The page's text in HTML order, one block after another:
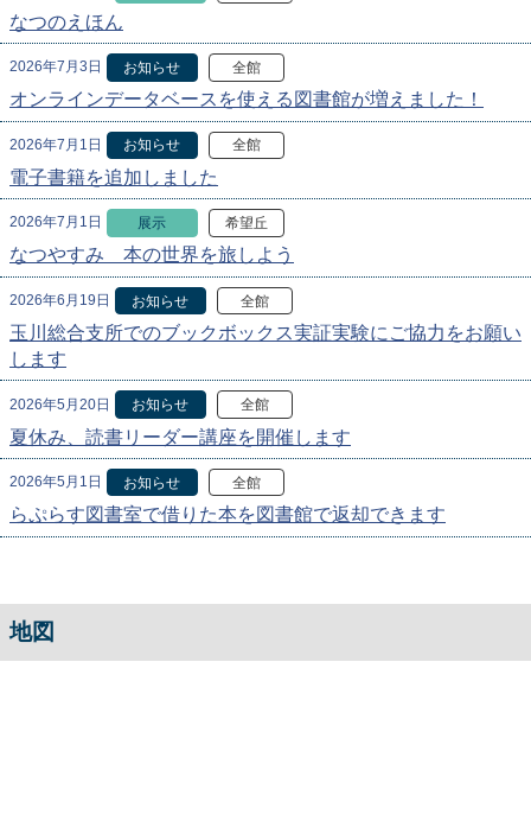
なつのえほん
2026年7月3日 お知らせ 全館
オンラインデータベースを使える図書館が増えました！
2026年7月1日 お知らせ 全館
電子書籍を追加しました
2026年7月1日 展示 希望丘
なつやすみ 本の世界を旅しよう
2026年6月19日 お知らせ 全館
玉川総合支所でのブックボックス実証実験にご協力をお願い
します
2026年5月20日 お知らせ 全館
夏休み、読書リーダー講座を開催します
2026年5月1日 お知らせ 全館
らぷらす図書室で借りた本を図書館で返却できます
地図